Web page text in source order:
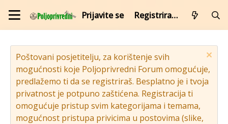
Prijavite se Registrirajte se
Poštovani posjetitelju, za korištenje svih
mogućnosti koje Poljoprivredni Forum omogućuje,
predlažemo ti da se registriraš. Besplatno je i tvoja
privatnost je potpuno zaštićena. Registracija ti
omogućuje pristup svim kategorijama i temama,
mogućnost pristupa privicima u postovima (slike,